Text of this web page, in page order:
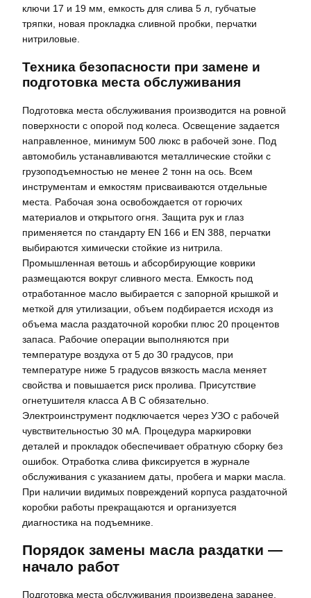
ключи 17 и 19 мм, емкость для слива 5 л, губчатые
тряпки, новая прокладка сливной пробки, перчатки
нитриловые.
Техника безопасности при замене и
подготовка места обслуживания
Подготовка места обслуживания производится на ровной
поверхности с опорой под колеса. Освещение задается
направленное, минимум 500 люкс в рабочей зоне. Под
автомобиль устанавливаются металлические стойки с
грузоподъемностью не менее 2 тонн на ось. Всем
инструментам и емкостям присваиваются отдельные
места. Рабочая зона освобождается от горючих
материалов и открытого огня. Защита рук и глаз
применяется по стандарту EN 166 и EN 388, перчатки
выбираются химически стойкие из нитрила.
Промышленная ветошь и абсорбирующие коврики
размещаются вокруг сливного места. Емкость под
отработанное масло выбирается с запорной крышкой и
меткой для утилизации, объем подбирается исходя из
объема масла раздаточной коробки плюс 20 процентов
запаса. Рабочие операции выполняются при
температуре воздуха от 5 до 30 градусов, при
температуре ниже 5 градусов вязкость масла меняет
свойства и повышается риск пролива. Присутствие
огнетушителя класса A B C обязательно.
Электроинструмент подключается через УЗО с рабочей
чувствительностью 30 мА. Процедура маркировки
деталей и прокладок обеспечивает обратную сборку без
ошибок. Отработка слива фиксируется в журнале
обслуживания с указанием даты, пробега и марки масла.
При наличии видимых повреждений корпуса раздаточной
коробки работы прекращаются и организуется
диагностика на подъемнике.
Порядок замены масла раздатки —
начало работ
Подготовка места обслуживания произведена заранее.